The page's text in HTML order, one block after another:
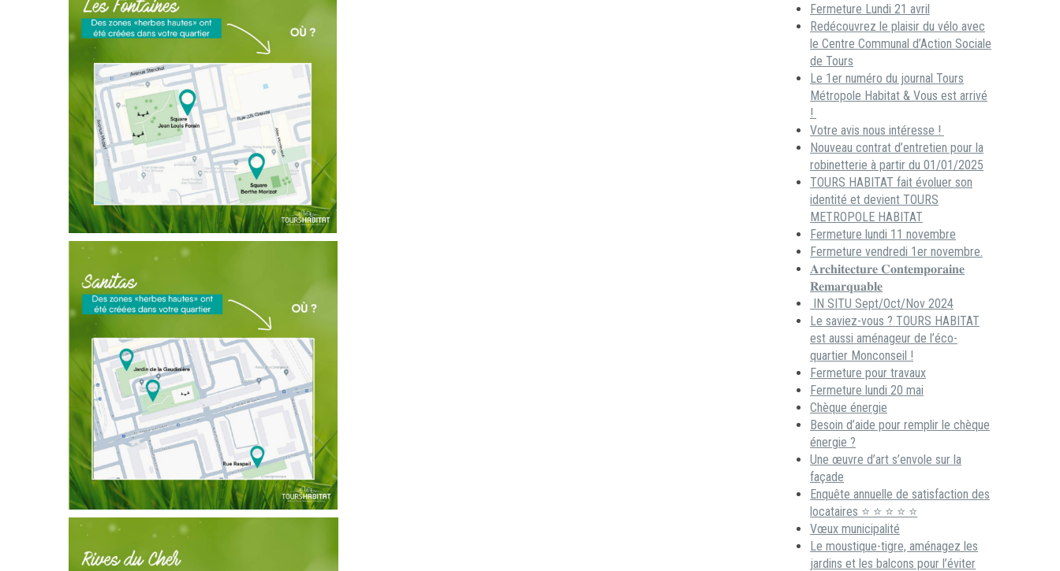
Fermeture Lundi 21 avril
Redécouvrez le plaisir du vélo avec
le Centre Communal d’Action Sociale
de Tours
Le 1er numéro du journal Tours
Métropole Habitat & Vous est arrivé
!
Votre avis nous intéresse !
Nouveau contrat d’entretien pour la
robinetterie à partir du 01/01/2025
TOURS HABITAT fait évoluer son
identité et devient TOURS
METROPOLE HABITAT
Fermeture lundi 11 novembre
Fermeture vendredi 1er novembre.
𝐀𝐫𝐜𝐡𝐢𝐭𝐞𝐜𝐭𝐮𝐫𝐞 𝐂𝐨𝐧𝐭𝐞𝐦𝐩𝐨𝐫𝐚𝐢𝐧𝐞
𝐑𝐞𝐦𝐚𝐫𝐪𝐮𝐚𝐛𝐥𝐞
IN SITU Sept/Oct/Nov 2024
Le saviez-vous ? TOURS HABITAT
est aussi aménageur de l’éco-
quartier Monconseil !
Fermeture pour travaux
Fermeture lundi 20 mai
Chèque énergie
Besoin d’aide pour remplir le chèque
énergie ?
Une œuvre d’art s’envole sur la
façade
Enquête annuelle de satisfaction des
locataires ⭐ ⭐ ⭐ ⭐ ⭐
Vœux municipalité
Le moustique-tigre, aménagez les
jardins et les balcons pour l’éviter